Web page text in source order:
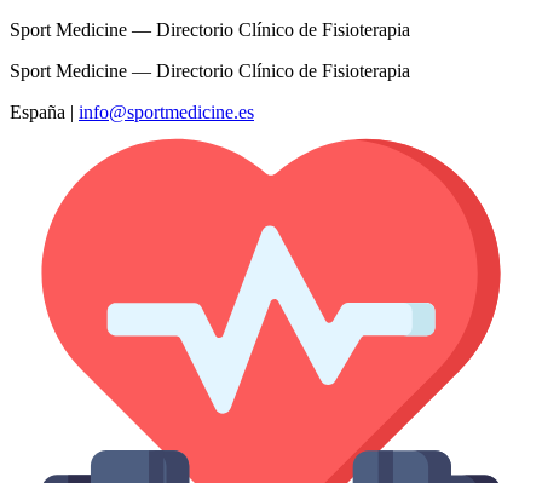
Sport Medicine — Directorio Clínico de Fisioterapia
Sport Medicine — Directorio Clínico de Fisioterapia
España | info@sportmedicine.es